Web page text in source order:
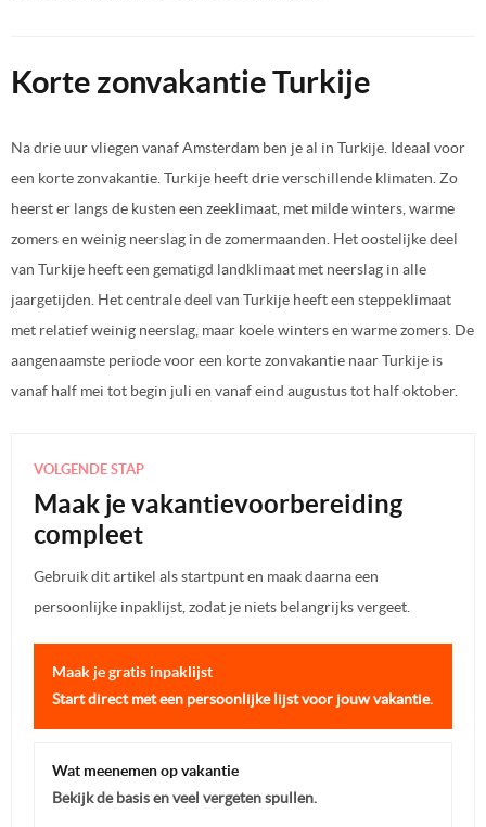
Korte zonvakantie Turkije
Na drie uur vliegen vanaf Amsterdam ben je al in Turkije. Ideaal voor
een korte zonvakantie. Turkije heeft drie verschillende klimaten. Zo
heerst er langs de kusten een zeeklimaat, met milde winters, warme
zomers en weinig neerslag in de zomermaanden. Het oostelijke deel
van Turkije heeft een gematigd landklimaat met neerslag in alle
jaargetijden. Het centrale deel van Turkije heeft een steppeklimaat
met relatief weinig neerslag, maar koele winters en warme zomers. De
aangenaamste periode voor een korte zonvakantie naar Turkije is
vanaf half mei tot begin juli en vanaf eind augustus tot half oktober.
VOLGENDE STAP
Maak je vakantievoorbereiding
compleet
Gebruik dit artikel als startpunt en maak daarna een
persoonlijke inpaklijst, zodat je niets belangrijks vergeet.
Maak je gratis inpaklijst
Start direct met een persoonlijke lijst voor jouw vakantie.
Wat meenemen op vakantie
Bekijk de basis en veel vergeten spullen.